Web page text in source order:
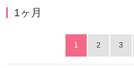
1ヶ月
1 2 3